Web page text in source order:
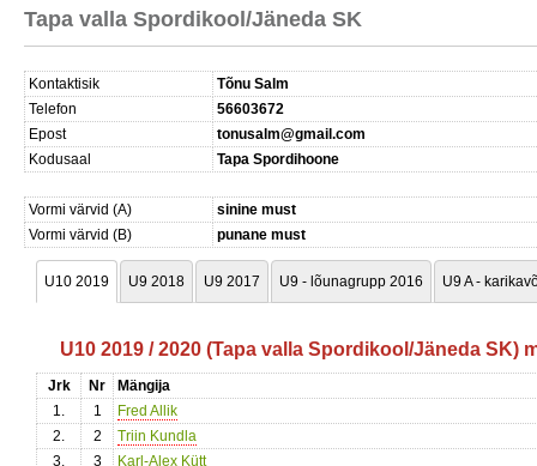
Tapa valla Spordikool/Jäneda SK
Kontaktisik
Tõnu Salm
Telefon
56603672
Epost
tonusalm@gmail.com
Kodusaal
Tapa Spordihoone
Vormi värvid (A)
sinine must
Vormi värvid (B)
punane must
U10 2019 U9 2018 U9 2017 U9 - lõunagrupp 2016 U9 A -
U10 2019 / 2020 (Tapa valla Spordikool/Jäneda SK)
Jrk Nr
Mängija
1.
1
Fred Allik
2.
2
Triin Kundla
3.
3
Karl-Alex Kütt